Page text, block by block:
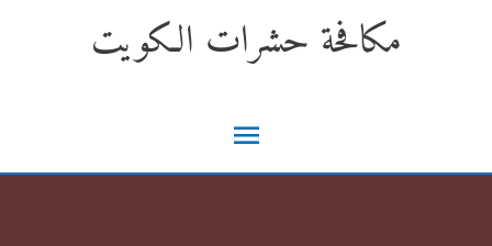
مكافحة حشرات الكويت
القائمة
الرئيسية